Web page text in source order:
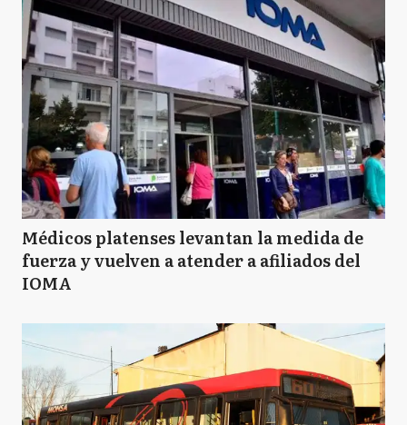
Médicos platenses levantan la medida de
fuerza y vuelven a atender a afiliados del
IOMA